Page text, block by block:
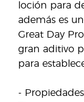
loción para
además es
Great Day
gran aditivo
para
-